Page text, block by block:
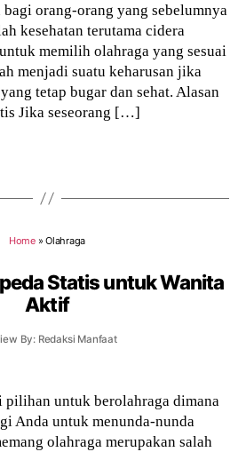
orang-orang yang sebelumnya
kesehatan terutama cidera
memilih olahraga yang sesuai
menjadi suatu keharusan jika
tetap bugar dan sehat. Alasan
Jika seseorang […]
Home»Olahraga
Statis untuk Wanita
Aktif
By: Redaksi Manfaat
pilihan untuk berolahraga dimana
Anda untuk menunda-nunda
olahraga merupakan salah